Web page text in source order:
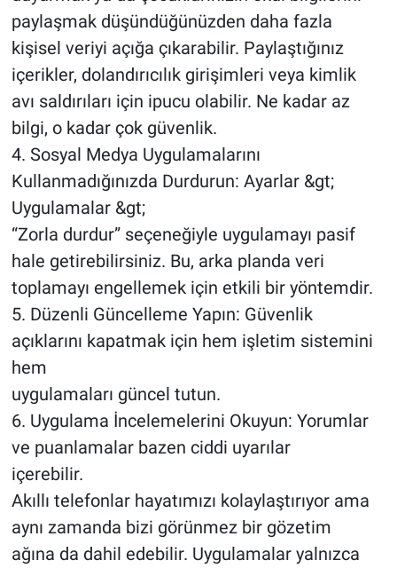
paylaşmak düşündüğünüzden daha fazla
kişisel veriyi açığa çıkarabilir. Paylaştığınız
içerikler, dolandırıcılık girişimleri veya kimlik
avı saldırıları için ipucu olabilir. Ne kadar az
bilgi, o kadar çok güvenlik.
4. Sosyal Medya Uygulamalarını
Kullanmadığınızda Durdurun: Ayarlar &gt;
Uygulamalar &gt;
“Zorla durdur” seçeneğiyle uygulamayı pasif
hale getirebilirsiniz. Bu, arka planda veri
toplamayı engellemek için etkili bir yöntemdir.
5. Düzenli Güncelleme Yapın: Güvenlik
açıklarını kapatmak için hem işletim sistemini
hem
uygulamaları güncel tutun.
6. Uygulama İncelemelerini Okuyun: Yorumlar
ve puanlamalar bazen ciddi uyarılar
içerebilir.
Akıllı telefonlar hayatımızı kolaylaştırıyor ama
aynı zamanda bizi görünmez bir gözetim
ağına da dahil edebilir. Uygulamalar yalnızca